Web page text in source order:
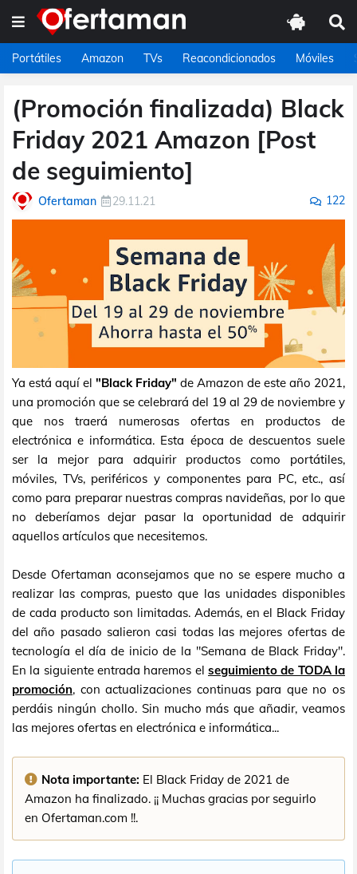
Portátiles Amazon TVs Reacondicionados Móviles
(Promoción finalizada) Black
Friday 2021 Amazon [Post
de seguimiento]
Ofertaman 29.11.21 122
Ya está aquí el "Black Friday" de Amazon de este año 2021,
una promoción que se celebrará del 19 al 29 de noviembre y
que nos traerá numerosas ofertas en productos de
electrónica e informática. Esta época de descuentos suele
ser la mejor para adquirir productos como portátiles,
móviles, TVs, periféricos y componentes para PC, etc., así
como para preparar nuestras compras navideñas, por lo que
no deberíamos dejar pasar la oportunidad de adquirir
aquellos artículos que necesitemos.
Desde Ofertaman aconsejamos que no se espere mucho a
realizar las compras, puesto que las unidades disponibles
de cada producto son limitadas. Además, en el Black Friday
del año pasado salieron casi todas las mejores ofertas de
tecnología el día de inicio de la "Semana de Black Friday".
En la siguiente entrada haremos el seguimiento de TODA la
promoción, con actualizaciones continuas para que no os
perdáis ningún chollo. Sin mucho más que añadir, veamos
las mejores ofertas en electrónica e informática...
Nota importante: El Black Friday de 2021 de
Amazon ha finalizado. ¡¡ Muchas gracias por seguirlo
en Ofertaman.com !!.